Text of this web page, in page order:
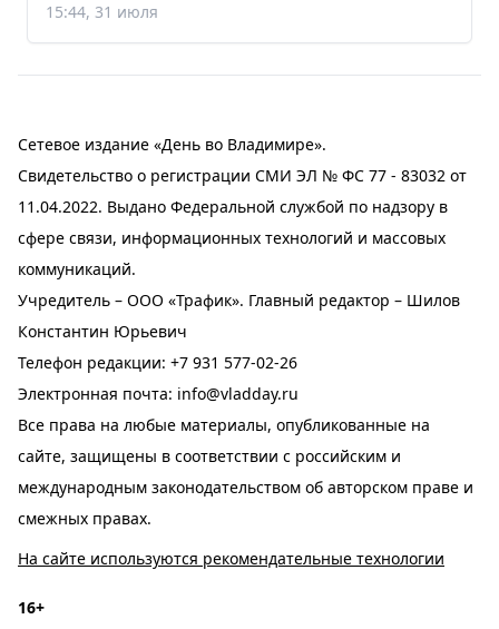
15:44, 31 июля
Сетевое издание «День во Владимире».
Свидетельство о регистрации СМИ ЭЛ № ФС 77 - 83032 от
11.04.2022. Выдано Федеральной службой по надзору в
сфере связи, информационных технологий и массовых
коммуникаций.
Учредитель – ООО «Трафик». Главный редактор – Шилов
Константин Юрьевич
Телефон редакции: +7 931 577-02-26
Электронная почта: info@vladday.ru
Все права на любые материалы, опубликованные на
сайте, защищены в соответствии с российским и
международным законодательством об авторском праве и
смежных правах.
На сайте используются рекомендательные технологии
16+